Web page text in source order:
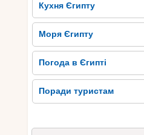
Кухня Єгипту
Моря Єгипту
Погода в Єгипті
Поради туристам